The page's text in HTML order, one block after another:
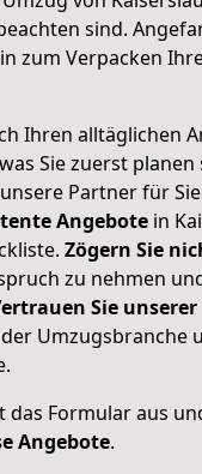
sind.
zum Verpacken
Ihren alltäglichen
Sie zuerst planen
Partner für
Angebote in
Zögern Sie
zu nehmen
Sie unserer
Umzugsbranche
das Formular aus
Angebote.